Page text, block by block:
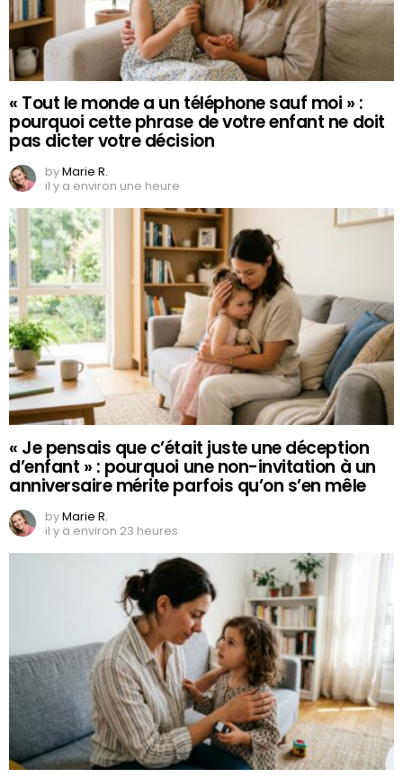
« Tout le monde a un téléphone sauf moi » :
pourquoi cette phrase de votre enfant ne doit
pas dicter votre décision
byMarie R.
il y a environ une heure
« Je pensais que c’était juste une déception
d’enfant » : pourquoi une non-invitation à un
anniversaire mérite parfois qu’on s’en mêle
byMarie R.
il y a environ 23 heures